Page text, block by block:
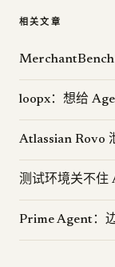
相关文章
MerchantBench
loopx：想给
Atlassian Rovo
测试环境关不住
Prime Agent：